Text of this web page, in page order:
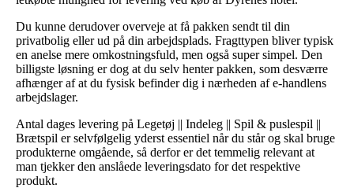
Du kunne derudover overveje at få pakken sendt til din
privatbolig eller ud på din arbejdsplads. Fragttypen bliver typisk
en anelse mere omkostningsfuld, men også super simpel. Den
billigste løsning er dog at du selv henter pakken, som desværre
afhænger af at du fysisk befinder dig i nærheden af e-handlens
arbejdslager.
Antal dages levering på Legetøj || Indeleg || Spil & puslespil ||
Brætspil er selvfølgelig yderst essentiel når du står og skal bruge
produkterne omgående, så derfor er det temmelig relevant at
man tjekker den anslåede leveringsdato for det respektive
produkt.